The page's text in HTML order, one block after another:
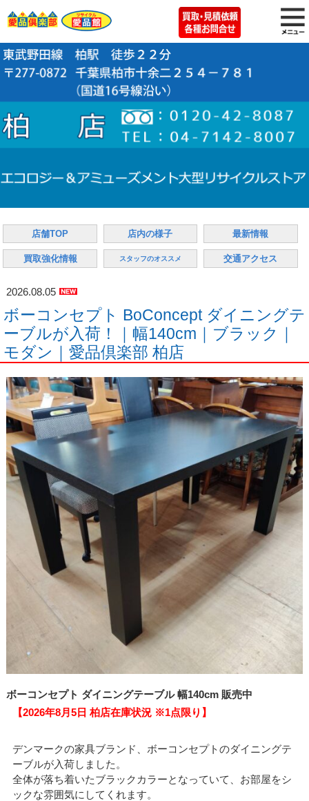
店舗TOP 店内の様子 最新情報
買取強化情報 スタッフのオススメ 交通アクセス
2026.08.05
ボーコンセプト BoConcept ダイニングテ
ーブルが入荷！｜幅140cm｜ブラック｜
モダン｜愛品倶楽部 柏店
ボーコンセプト ダイニングテーブル 幅140cm 販売中
【2026年8月5日 柏店在庫状況 ※1点限り】
デンマークの家具ブランド、ボーコンセプトのダイニングテ
ーブルが入荷しました。
全体が落ち着いたブラックカラーとなっていて、お部屋をシ
ックな雰囲気にしてくれます。